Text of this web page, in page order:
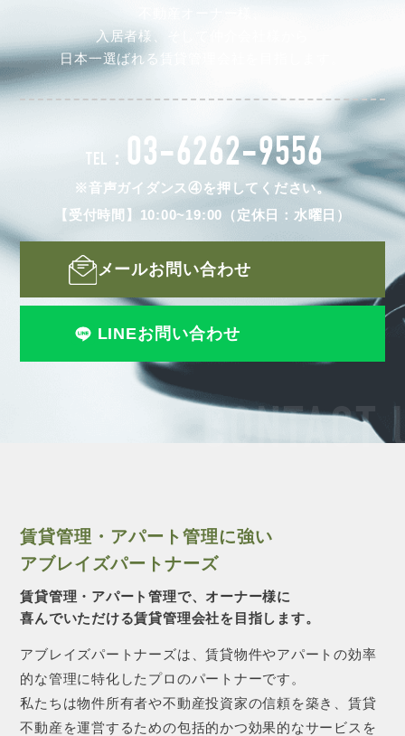
CONTACT
入居者様、そして仲介会社様から
日本一選ばれる賃貸管理会社を目指します。
TEL： 03-6262-9556
※音声ガイダンス④を押してください。
【受付時間】10:00~19:00（定休日：水曜日）
メールお問い合わせ
LINEお問い合わせ
賃貸管理・アパート管理に強い
アブレイズパートナーズ
賃貸管理・アパート管理で、オーナー様に
喜んでいただける賃貸管理会社を目指します。
アブレイズパートナーズは、賃貸物件やアパートの効率
的な管理に特化したプロのパートナーです。
私たちは物件所有者や不動産投資家の信頼を築き、賃貸
不動産を運営するための包括的かつ効果的なサービスを